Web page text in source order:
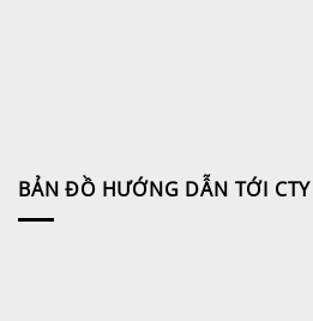
BẢN ĐỒ HƯỚNG DẪN TỚI